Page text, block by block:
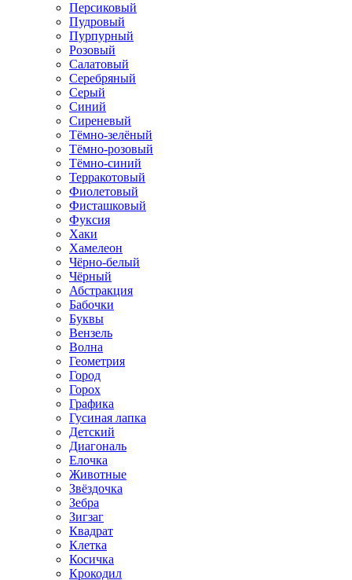
Персиковый
Пудровый
Пурпурный
Розовый
Салатовый
Серебряный
Серый
Синий
Сиреневый
Тёмно-зелёный
Тёмно-розовый
Тёмно-синий
Терракотовый
Фиолетовый
Фисташковый
Фуксия
Хаки
Хамелеон
Чёрно-белый
Чёрный
Абстракция
Бабочки
Буквы
Вензель
Волна
Геометрия
Город
Горох
Графика
Гусиная лапка
Детский
Диагональ
Елочка
Животные
Звёздочка
Зебра
Зигзаг
Квадрат
Клетка
Косичка
Крокодил